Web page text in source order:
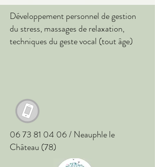
Développement personnel de gestion
du stress, massages de relaxation,
techniques du geste vocal (tout âge)
06 73 81 04 06/ Neauphle le
Château (78)